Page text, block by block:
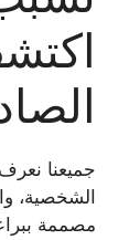
جميعنا
الشخصية،
مصممة